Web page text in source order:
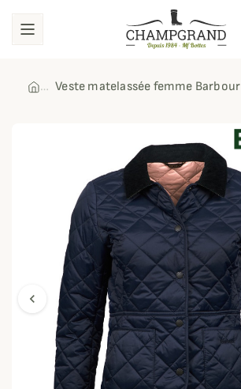
Veste matelassée femme Barbour
chevron_left